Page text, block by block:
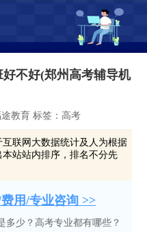
不好(郑州高考辅导机
途教育 标签：高考
联网大数据统计及人为根据
站站内排序，排名不分先
用/专业咨询 >>
多少？高考专业都有哪些？